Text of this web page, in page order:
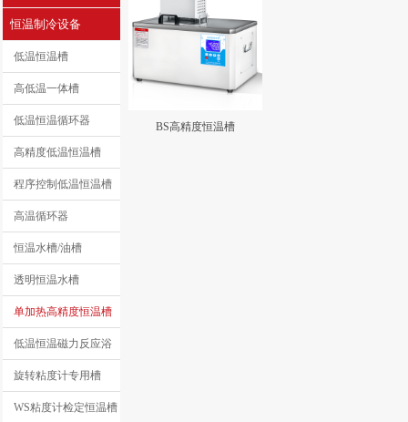
恒温制冷设备
低温恒温槽
高低温一体槽
低温恒温循环器
高精度低温恒温槽
程序控制低温恒温槽
高温循环器
恒温水槽/油槽
透明恒温水槽
单加热高精度恒温槽
低温恒温磁力反应浴
旋转粘度计专用槽
WS粘度计检定恒温槽
BS高精度恒温槽